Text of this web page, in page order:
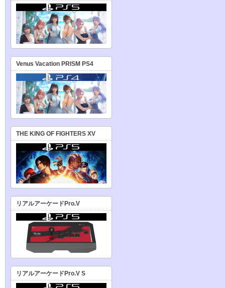
Venus Vacation PRISM PS4
THE KING OF FIGHTERS XV
リアルアーケードPro.V
リアルアーケードPro.V S